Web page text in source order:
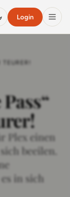
Login
Plex einen
beeilen.
in sich